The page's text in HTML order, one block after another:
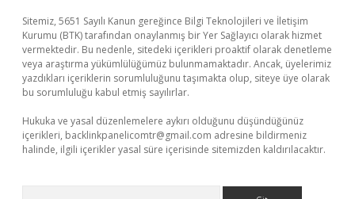
Sitemiz, 5651 Sayılı Kanun gereğince Bilgi Teknolojileri ve İletişim
Kurumu (BTK) tarafından onaylanmış bir Yer Sağlayıcı olarak hizmet
vermektedir. Bu nedenle, sitedeki içerikleri proaktif olarak denetleme
veya araştırma yükümlülüğümüz bulunmamaktadır. Ancak, üyelerimiz
yazdıkları içeriklerin sorumluluğunu taşımakta olup, siteye üye olarak
bu sorumluluğu kabul etmiş sayılırlar.
Hukuka ve yasal düzenlemelere aykırı olduğunu düşündüğünüz
içerikleri, backlinkpanelicomtr@gmail.com adresine bildirmeniz
halinde, ilgili içerikler yasal süre içerisinde sitemizden kaldırılacaktır.